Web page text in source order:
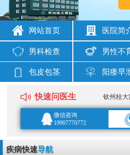
网站首页 医院简
男科检查 男性不
包皮包茎 阳痿早
快速问医生 钦州桂大
微信咨询
19907770772
疾病快速导航
想